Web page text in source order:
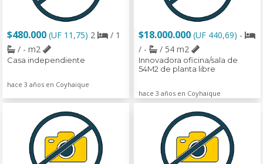
$480.000 (UF 11,75) 2
/ 1
/ - m2
Casa independiente
hace 3 años en Coyhaique
$18.000.000 (UF 440,69) -
/ -
/ 54 m2
Innovadora oficina/sala de
54M2 de planta libre
hace 3 años en Coyhaique